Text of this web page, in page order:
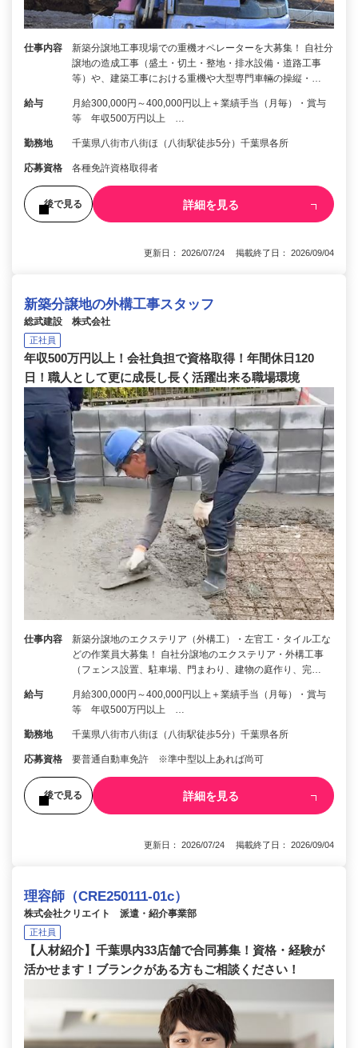
仕事内容
新築分譲地工事現場での重機オペレーターを大募集！ 自社分
譲地の造成工事（盛土・切土・整地・排水設備・道路工事
等）や、建築工事における重機や大型専門車輛の操縦・…
給与
月給300,000円～400,000円以上＋業績手当（月毎）・賞与
等 年収500万円以上 …
勤務地 千葉県八街市八街ほ（八街駅徒歩5分）千葉県各所
応募資格 各種免許資格取得者
後で見る 詳細を見る
更新日： 2026/07/24 掲載終了日： 2026/09/04
新築分譲地の外構工事スタッフ
総武建設 株式会社
正社員
年収500万円以上！会社負担で資格取得！年間休日120
日！職人として更に成長し長く活躍出来る職場環境
仕事内容
新築分譲地のエクステリア（外構工）・左官工・タイル工な
どの作業員大募集！ 自社分譲地のエクステリア・外構工事
（フェンス設置、駐車場、門まわり、建物の庭作り、完…
給与
月給300,000円～400,000円以上＋業績手当（月毎）・賞与
等 年収500万円以上 …
勤務地 千葉県八街市八街ほ（八街駅徒歩5分）千葉県各所
応募資格 要普通自動車免許 ※準中型以上あれば尚可
後で見る 詳細を見る
更新日： 2026/07/24 掲載終了日： 2026/09/04
理容師（CRE250111-01c）
株式会社クリエイト 派遣・紹介事業部
正社員
【人材紹介】千葉県内33店舗で合同募集！資格・経験が
活かせます！ブランクがある方もご相談ください！